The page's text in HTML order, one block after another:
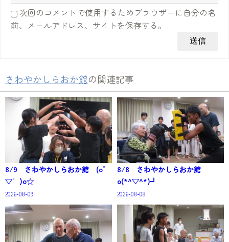
次回のコメントで使用するためブラウザーに自分の名
前、メールアドレス、サイトを保存する。
さわやかしらおか館の関連記事
8/9 さわやかしらおか館 (o゜
▽゜)o☆
2026-08-09
8/8 さわやかしらおか館
o(*^▽^*)┛
2026-08-08